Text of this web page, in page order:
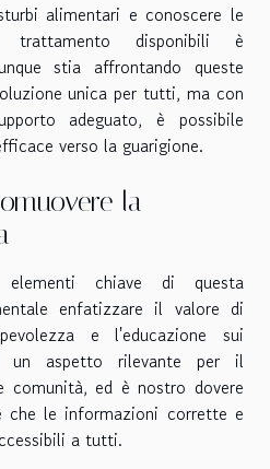
alimentari e conoscere le
disponibili è
stia affrontando queste
unica per tutti, ma con
adeguato, è possibile
verso la guarigione.
la
chiave di questa
enfatizzare il valore di
e l'educazione sui
un aspetto rilevante per il
comunità, ed è nostro dovere
che le informazioni corrette e
a tutti.